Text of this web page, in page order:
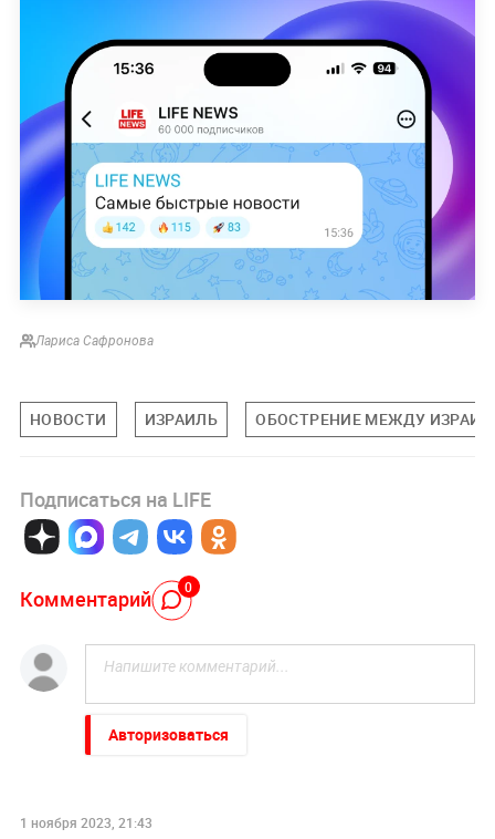
Лариса Сафронова
НОВОСТИ ИЗРАИЛЬ ОБОСТРЕНИЕ МЕЖДУ
Подписаться на LIFE
Комментарий 0
Авторизоваться
1 ноября 2023, 21:43